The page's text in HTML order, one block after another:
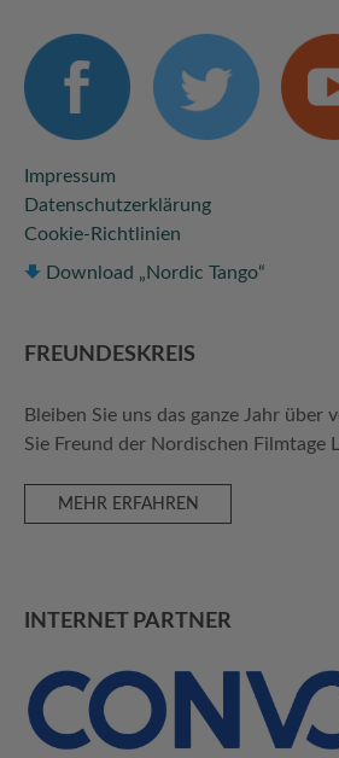
Impressum
Datenschutzerklärung
Cookie-Richtlinien
Download „Nordic Tango“
FREUNDES­KREIS
Bleiben Sie uns das ganze Jahr über
Sie Freund der Nordischen Filmtage
MEHR ERFAHREN
INTERNET PARTNER